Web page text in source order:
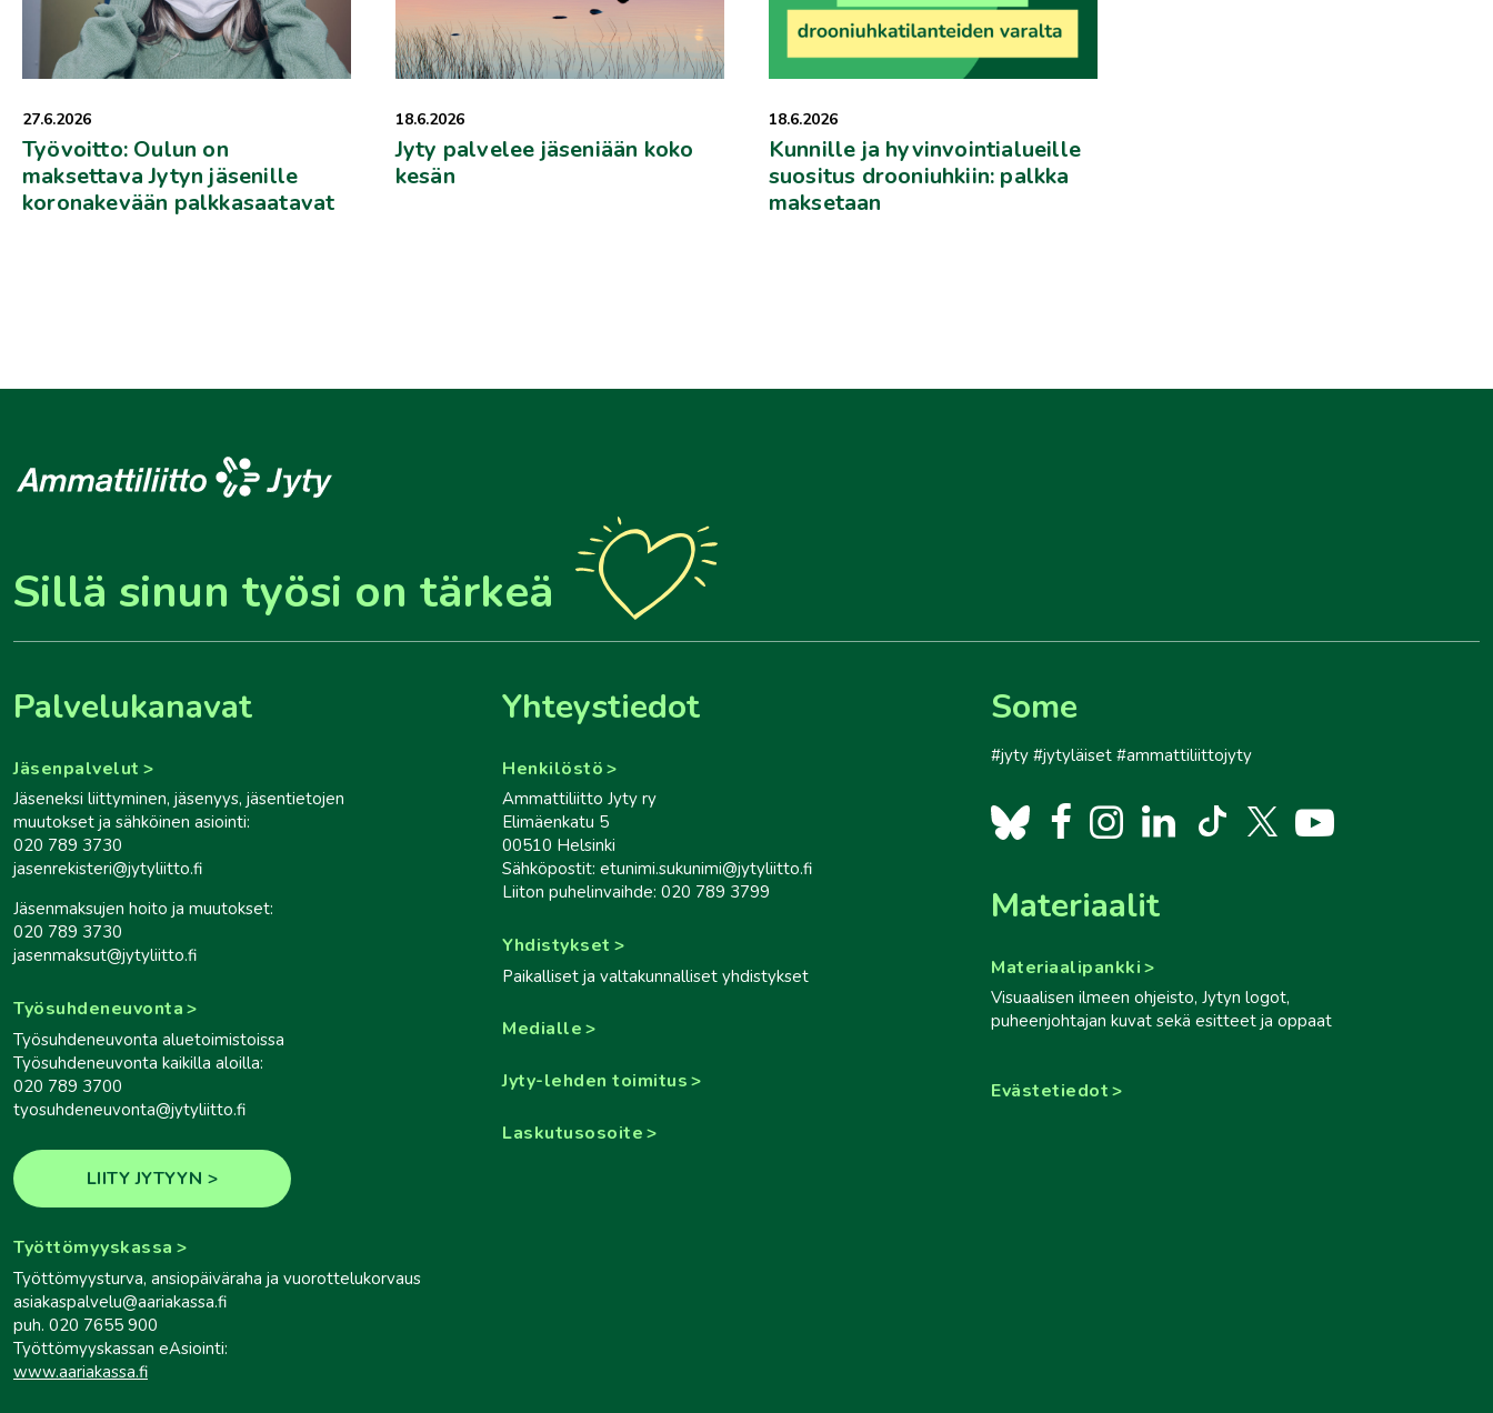
27.6.2026
Työvoitto: Oulun on
maksettava Jytyn jäsenille
koronakevään palkkasaatavat
18.6.2026
Jyty palvelee jäseniään koko
kesän
18.6.2026
Kunnille ja hyvinvointialueille
suositus drooniuhkiin: palkka
maksetaan
Sillä sinun työsi on tärkeä
Palvelukanavat
Jäsenpalvelut
Jäseneksi liittyminen, jäsenyys, jäsentietojen
muutokset ja sähköinen asiointi:
020 789 3730
jasenrekisteri@jytyliitto.fi
Jäsenmaksujen hoito ja muutokset:
020 789 3730
jasenmaksut@jytyliitto.fi
Työsuhdeneuvonta
Työsuhdeneuvonta aluetoimistoissa
Työsuhdeneuvonta kaikilla aloilla:
020 789 3700
tyosuhdeneuvonta@jytyliitto.fi
LIITY JYTYYN
Työttömyyskassa
Työttömyysturva, ansiopäiväraha ja vuorottelukorvaus
asiakaspalvelu@aariakassa.fi
puh. 020 7655 900
Työttömyyskassan eAsiointi:
www.aariakassa.fi
Yhteystiedot
Henkilöstö
Ammattiliitto Jyty ry
Elimäenkatu 5
00510 Helsinki
Sähköpostit: etunimi.sukunimi@jytyliitto.fi
Liiton puhelinvaihde: 020 789 3799
Yhdistykset
Paikalliset ja valtakunnalliset yhdistykset
Medialle
Jyty-lehden toimitus
Laskutusosoite
Materiaalit
Materiaalipankki
Visuaalisen ilmeen ohjeisto, Jytyn logot,
puheenjohtajan kuvat sekä esitteet ja oppaat
Evästetiedot
Some
#jyty #jytyläiset #ammattiliittojyty